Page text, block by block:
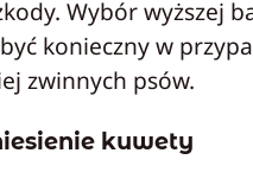
Wybór wyższej
konieczny w
zwinnych psów.
kuwety